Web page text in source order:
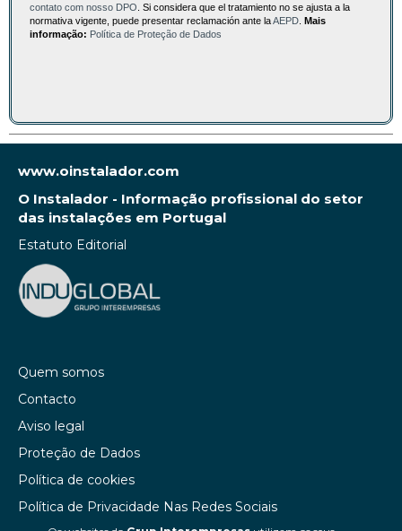
contato com nosso DPO . Si considera que el tratamiento no se ajusta a la
normativa vigente, puede presentar reclamación ante laAEPD Mais
informação: Política de Proteção de Dados
www.oinstalador.com
O Instalador - Informação profissional do setor
das instalações em Portugal
Estatuto Editorial
Quem somos
Contacto
Aviso legal
Proteção de Dados
Política de cookies
Política de Privacidade Nas Redes Sociais